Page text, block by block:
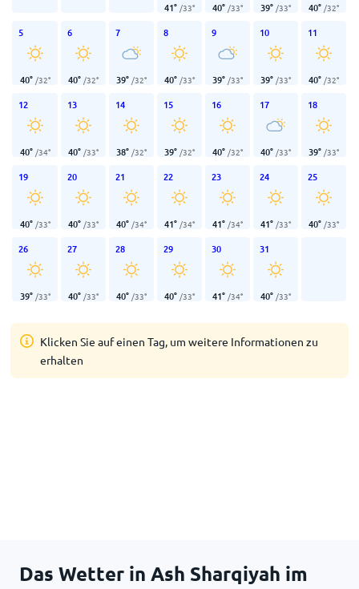
41° /33° 40° /33° 39° /33° 40° /32°
5
40° /32°
6
40° /32°
7
39° /32°
8
40° /33°
9
39° /33°
10
39° /33°
11
40° /32°
12
40° /34°
13
40° /33°
14
38° /32°
15
39° /32°
16
40° /32°
17
40° /33°
18
39° /33°
19
40° /33°
20
40° /33°
21
40° /34°
22
41° /34°
23
41° /34°
24
41° /33°
25
40° /33°
26
39° /33°
27
40° /33°
28
40° /33°
29
40° /33°
30
41° /34°
31
40° /33°
Klicken Sie auf einen Tag, um weitere Informationen zu
erhalten
Das Wetter in Ash Sharqiyah im